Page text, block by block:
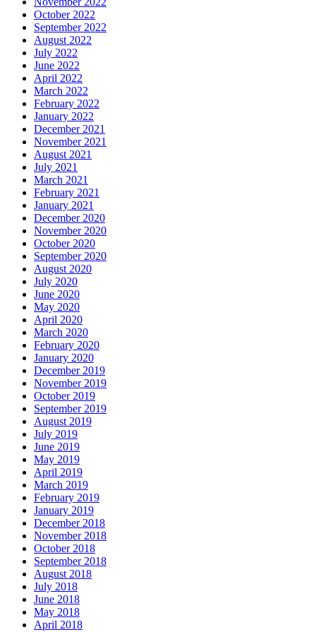
October 2022
September 2022
August 2022
July 2022
June 2022
April 2022
March 2022
February 2022
January 2022
December 2021
November 2021
August 2021
July 2021
March 2021
February 2021
January 2021
December 2020
November 2020
October 2020
September 2020
August 2020
July 2020
June 2020
May 2020
April 2020
March 2020
February 2020
January 2020
December 2019
November 2019
October 2019
September 2019
August 2019
July 2019
June 2019
May 2019
April 2019
March 2019
February 2019
January 2019
December 2018
November 2018
October 2018
September 2018
August 2018
July 2018
June 2018
May 2018
April 2018